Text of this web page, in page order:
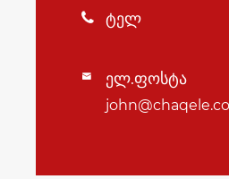
 ტელ
 ელ.ფოსტა